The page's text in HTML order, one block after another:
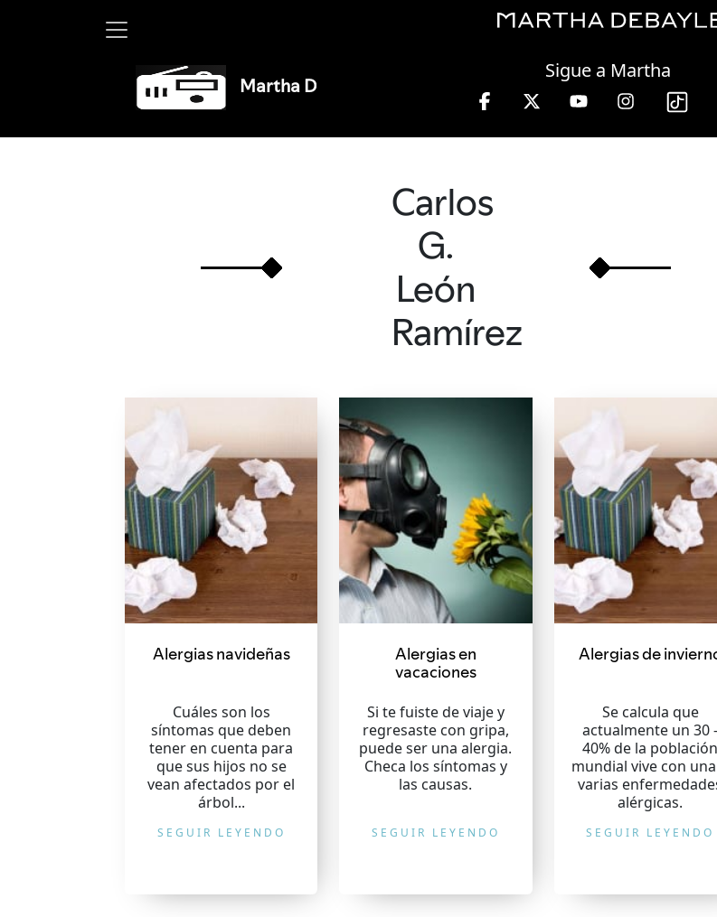
Sigue a Martha
Martha Debayle en W, lunes a viernes de 10 a 13 hrs.
Carlos
G.
León
Ramírez
Alergias navideñas
Cuáles son los
síntomas que deben
tener en cuenta para
que sus hijos no se
vean afectados por el
árbol...
SEGUIR LEYENDO
Alergias en
vacaciones
Si te fuiste de viaje y
regresaste con gripa,
puede ser una alergia.
Checa los síntomas y
las causas.
SEGUIR LEYENDO
Alergias de
Se calcula que
actualmente un 30 -
40% de la población
mundial vive con
varias
alérgicas.
SEGUIR LEYENDO